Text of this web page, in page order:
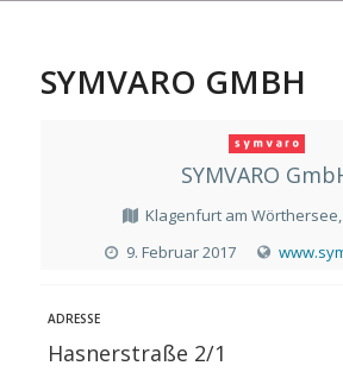
SYMVARO GMBH
SYMVARO
Klagenfurt am
9. Februar 2017
ADRESSE
Hasnerstraße 2/1